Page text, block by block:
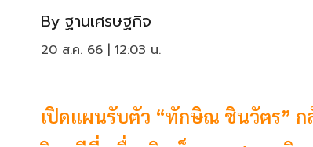
By ฐานเศรษฐกิจ
20 ส.ค. 66 | 12:03 น.
เปิดแผนรับตัว “ทักษิณ ชินวัตร” ก